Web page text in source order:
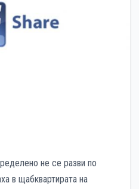
не се разви по
в щабквартирата на